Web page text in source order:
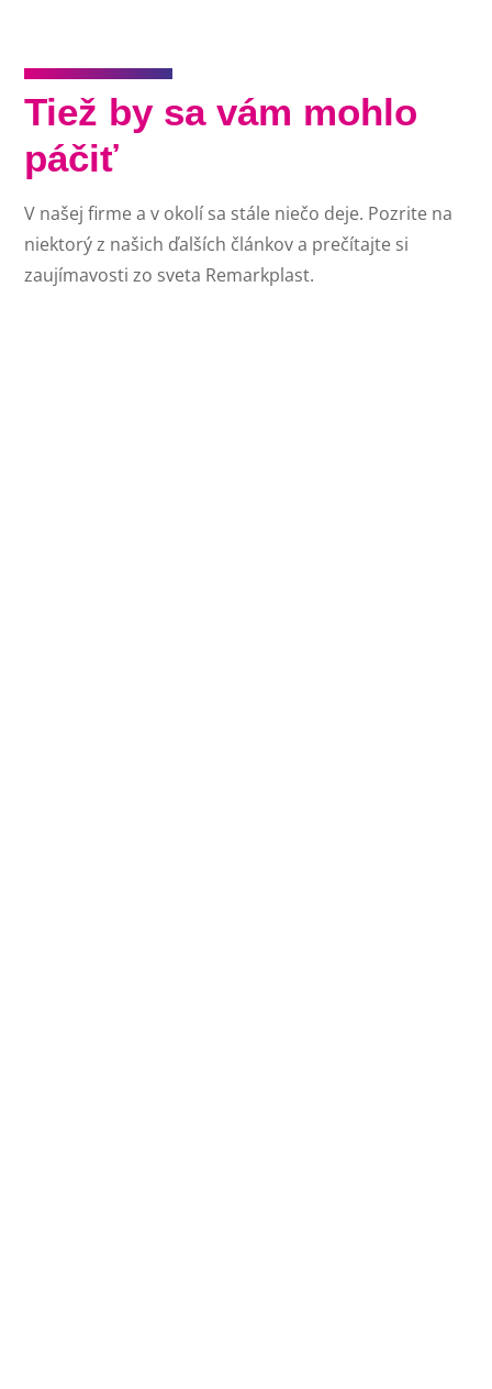
Tiež by sa vám mohlo
páčiť
V našej firme a v okolí sa stále niečo deje. Pozrite na
niektorý z našich ďalších článkov a prečítajte si
zaujímavosti zo sveta Remarkplast.